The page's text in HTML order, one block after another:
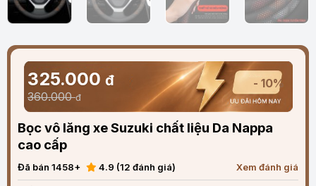
325.000 đ
360.000đ
- 10%
Bọc vô lăng xe Suzuki chất liệu Da Nappa
cao cấp
Đã bán 1458+ 4.9 (12 đánh giá) Xem đánh giá